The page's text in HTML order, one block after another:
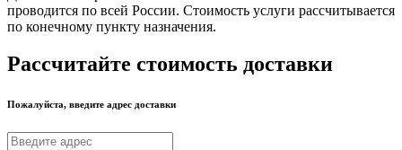
проводится по всей России. Стоимость услуги рассчитывается
по конечному пункту назначения.
Рассчитайте стоимость доставки
Пожалуйста, введите адрес доставки